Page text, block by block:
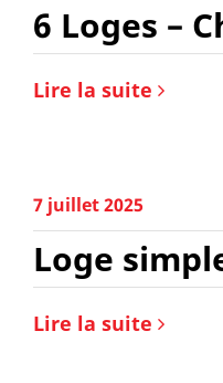
6 Loges –
Lire la suite
7 juillet 2025
Loge
Lire la suite